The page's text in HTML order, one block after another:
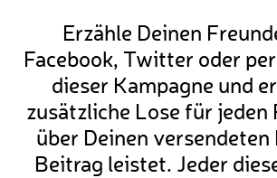
Erzähle Deinen
Facebook, Twitter oder
dieser Kampagne und
zusätzliche Lose für jeden
über Deinen versendeten
Beitrag leistet. Jeder